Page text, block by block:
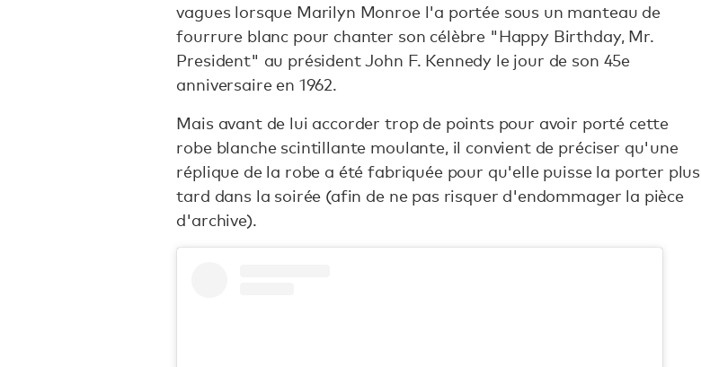
vagues lorsque Marilyn Monroe l'a portée sous un manteau de
fourrure blanc pour chanter son célèbre "Happy Birthday, Mr.
President" au président John F. Kennedy le jour de son 45e
anniversaire en 1962.
Mais avant de lui accorder trop de points pour avoir porté cette
robe blanche scintillante moulante, il convient de préciser qu'une
réplique de la robe a été fabriquée pour qu'elle puisse la porter plus
tard dans la soirée (afin de ne pas risquer d'endommager la pièce
d'archive).